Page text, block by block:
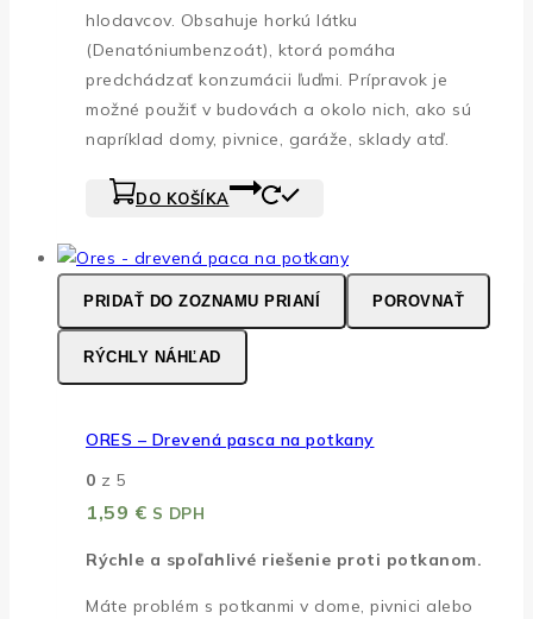
hlodavcov. Obsahuje horkú látku
(Denatóniumbenzoát), ktorá pomáha
predchádzať konzumácii ľuďmi. Prípravok je
možné použiť v budovách a okolo nich, ako sú
napríklad domy, pivnice, garáže, sklady atď.
DO KOŠÍKA
PRIDAŤ DO ZOZNAMU PRIANÍ POROVNAŤ
RÝCHLY NÁHĽAD
ORES – Drevená pasca na potkany
0 z 5
1,59 € S DPH
Rýchle a spoľahlivé riešenie proti potkanom.
Máte problém s potkanmi v dome, pivnici alebo